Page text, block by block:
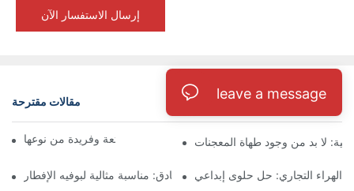
إرسال الاستفسار الآن
مقالات مقترحة مدونة
صانعو الكلاب الهراء: متعة وفريدة من نوعهالا بد من وجود طهاة المعجنات
صانعة الوافل التجارية للفنادق: مناسبة مثالية لبوفيه الإفطار
الهراء التجاري: حل حلوى إبداعي
leave a message